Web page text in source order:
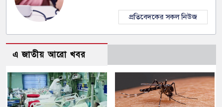
প্রতিবেদকের সকল নিউজ
এ জাতীয় আরো খবর